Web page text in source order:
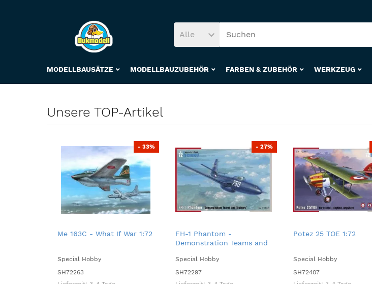
Alle
MODELLBAUSÄTZE MODELLBAUZUBEHÖR FARBEN & ZUBEHÖR WERKZEUG
Unsere TOP-Artikel
Me 163C - What If War 1:72
Special Hobby
SH72263
- 33%
FH-1 Phantom -
Demonstration Teams and
Special Hobby
SH72297
- 27%
Potez 25 TOE 1:72
Special Hobby
SH72407